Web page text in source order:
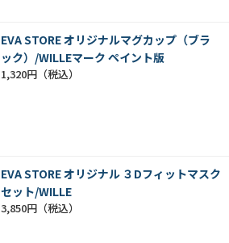
EVA STORE オリジナルマグカップ（ブラ
ック）/WILLEマーク ペイント版
1,320円
EVA STORE オリジナル ３Dフィットマスク
セット/WILLE
3,850円